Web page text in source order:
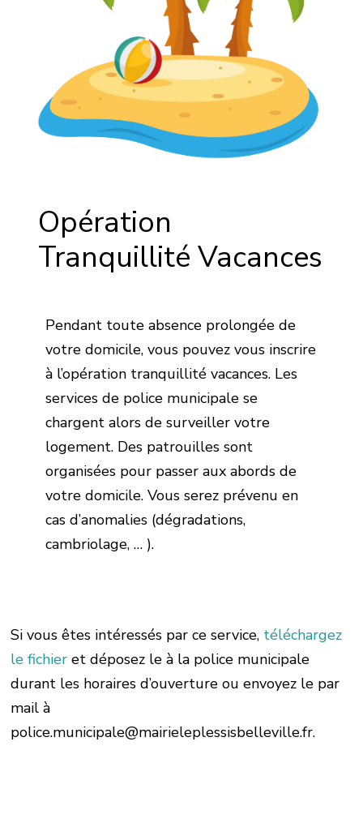
Opération
Tranquillité Vacances
Pendant toute absence prolongée de
votre domicile, vous pouvez vous inscrire
à l’opération tranquillité vacances. Les
services de police municipale se
chargent alors de surveiller votre
logement. Des patrouilles sont
organisées pour passer aux abords de
votre domicile. Vous serez prévenu en
cas d’anomalies (dégradations,
cambriolage, … ).
Si vous êtes intéressés par ce service, téléchargez
le fichier et déposez le à la police municipale
durant les horaires d’ouverture ou envoyez le par
mail à
police.municipale@mairieleplessisbelleville.fr.